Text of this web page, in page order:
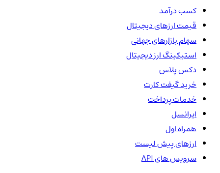
کسب درآمد
قیمت ارزهای دیجیتال
سهام بازارهای جهانی
استیکینگ ارز دیجیتال
دکس پلاس
خرید گیفت کارت
خدمات پرداخت
ایرانسل
همراه اول
ارزهای پیش لیست
سرویس های API